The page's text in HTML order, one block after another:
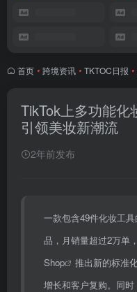
首页 • 跨境资讯 • TKTOC日报 •
TikTok上多功能
引领美妆新潮流
2年前发布
一款包含49件化妆工
品，月销量超过2万单
Shop
推出新的标准
增长和客户复购。同